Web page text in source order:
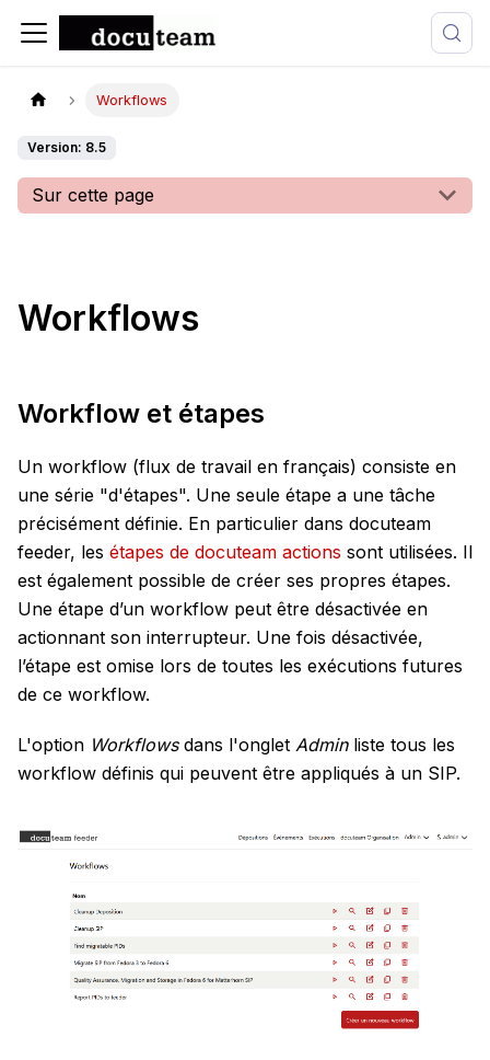
Workflows
Version: 8.5
Sur cette page
Workflows
Workflow et étapes
Un workflow (flux de travail en français) consiste en
une série "d'étapes". Une seule étape a une tâche
précisément définie. En particulier dans docuteam
feeder, les étapes de docuteam actions sont utilisées. Il
est également possible de créer ses propres étapes.
Une étape d’un workflow peut être désactivée en
actionnant son interrupteur. Une fois désactivée,
l’étape est omise lors de toutes les exécutions futures
de ce workflow.
L'option Workflowsdans l'onglet Adminliste tous les
workflow définis qui peuvent être appliqués à un SIP.